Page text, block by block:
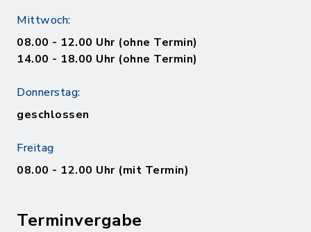
Mittwoch:
08.00 - 12.00 Uhr (ohne Termin)
14.00 - 18.00 Uhr (ohne Termin)
Donnerstag:
geschlossen
Freitag
08.00 - 12.00 Uhr (mit Termin)
Terminvergabe